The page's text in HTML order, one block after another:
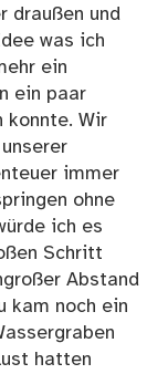
draußen und
was ich
ein
ein paar
konnte. Wir
immer
ohne
ich es
Schritt
Abstand
kam noch ein
hatten